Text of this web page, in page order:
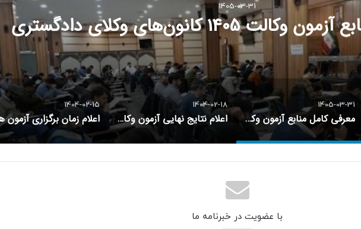
1405-03-31
1405 کانون‌های وکلای دادگستری
1405-03-31
معرفی کامل منابع آزمون وکالت 1405 کانون‌های وکلای دادگستری
1404-02-18
اعلام نتایج نهایی آزمون وکالت مرکز وکلای قوه قضاییه اسفند 1402
1404-02-15
با عضویت در خبرنامه ما